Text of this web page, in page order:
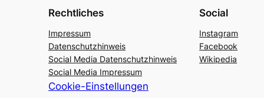
Rechtliches
Impressum
Datenschutzhinweis
Social Media Datenschutzhinweis
Social Media Impressum
Cookie-Einstellungen
Social
Instagram
Facebook
Wikipedia